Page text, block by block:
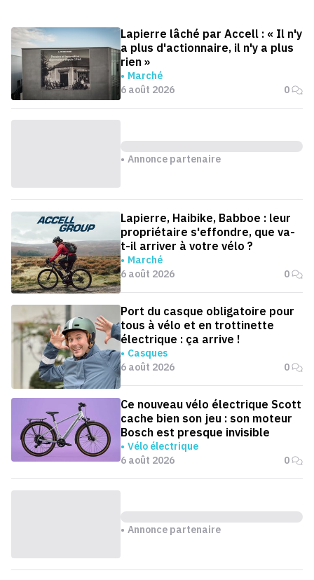
Lapierre lâché par Accell : « Il n'y
a plus d'actionnaire, il n'y a plus
rien »
Marché
6 août 2026
0
Annonce partenaire
Lapierre, Haibike, Babboe : leur
propriétaire s'effondre, que va-
t-il arriver à votre vélo ?
Marché
6 août 2026
0
Port du casque obligatoire pour
tous à vélo et en trottinette
électrique : ça arrive !
Casques
6 août 2026
0
Ce nouveau vélo électrique Scott
cache bien son jeu : son moteur
Bosch est presque invisible
Vélo électrique
6 août 2026
0
Annonce partenaire